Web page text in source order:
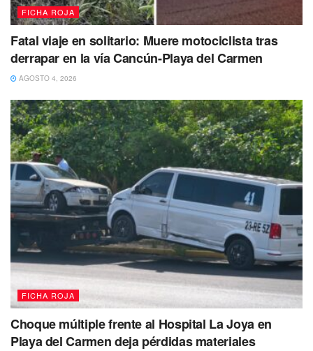
FICHA ROJA
Fatal viaje en solitario: Muere motociclista tras
derrapar en la vía Cancún-Playa del Carmen
AGOSTO 4, 2026
FICHA ROJA
Choque múltiple frente al Hospital La Joya en
Playa del Carmen deja pérdidas materiales